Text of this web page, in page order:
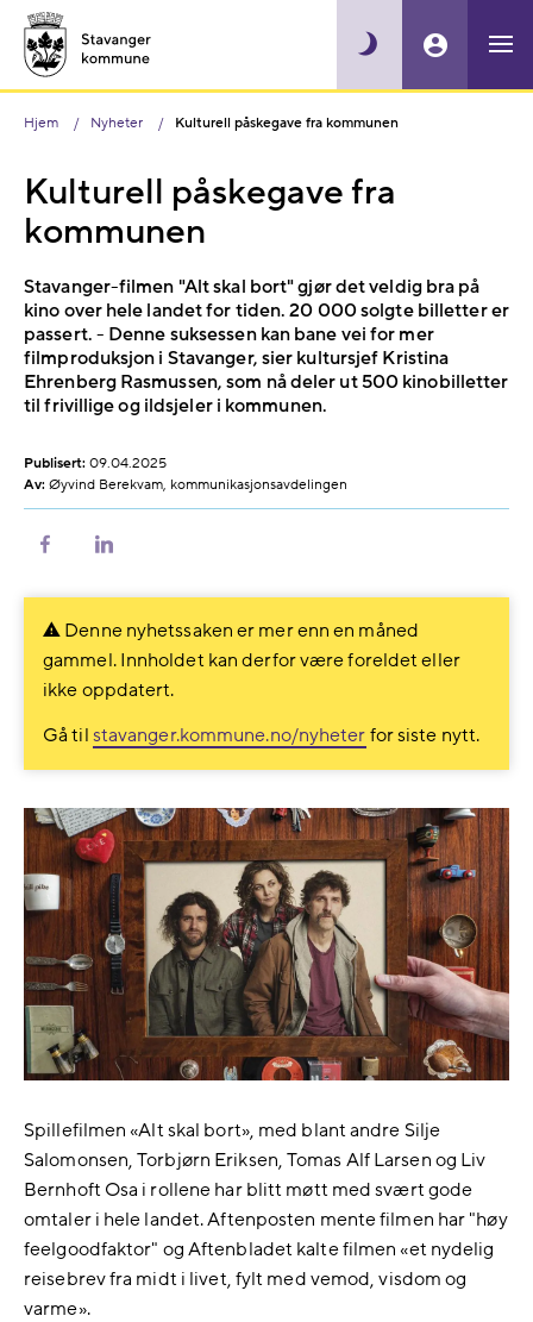
Hjem Nyheter Kulturell påskegave fra kommunen
Kulturell påskegave fra
kommunen
Stavanger-filmen "Alt skal bort" gjør det veldig bra på
kino over hele landet for tiden. 20 000 solgte billetter er
passert. - Denne suksessen kan bane vei for mer
filmproduksjon i Stavanger, sier kultursjef Kristina
Ehrenberg Rasmussen, som nå deler ut 500 kinobilletter
til frivillige og ildsjeler i kommunen.
Publisert: 09.04.2025
Av: Øyvind Berekvam, kommunikasjonsavdelingen
Del
Del
Denne nyhetssaken er mer enn en måned
gammel. Innholdet kan derfor være foreldet eller
ikke oppdatert.
Gå til stavanger.kommune.no/nyheter for siste nytt.
Spillefilmen «Alt skal bort», med blant andre Silje
Salomonsen, Torbjørn Eriksen, Tomas Alf Larsen og Liv
Bernhoft Osa i rollene har blitt møtt med svært gode
omtaler i hele landet. Aftenposten mente filmen har "høy
feelgoodfaktor" og Aftenbladet kalte filmen «et nydelig
reisebrev fra midt i livet, fylt med vemod, visdom og
varme».